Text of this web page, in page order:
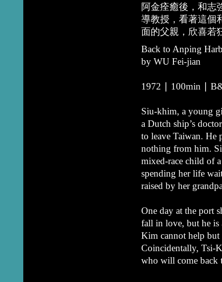
阿金痊癒後，和志
導教授，看著這個
面的父親，欣喜若
Back to Anping
by WU Fei-jian
1972 ∣ 100min ∣
Siu-khim, a young
a Dutch ship’s
to leave Taiwan. He
nothing from him.
mixed-race child of
spending her life
raised by her
One day at the port
fall in love, but he is
Kim cannot help but
Coincidentally, Tsi-
who will come back